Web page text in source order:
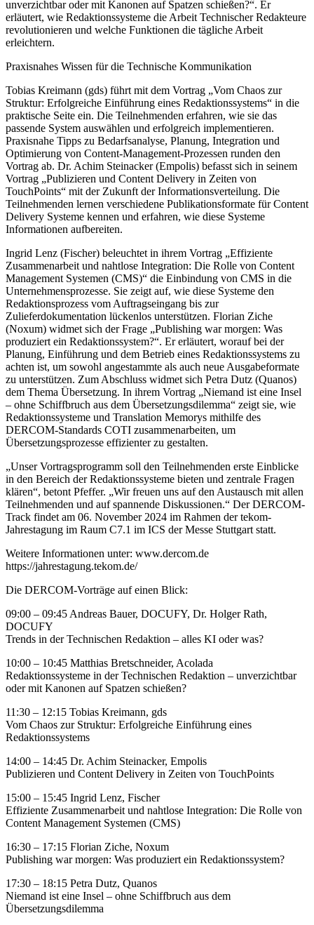
unverzichtbar oder mit Kanonen auf Spatzen schießen?“. Er
erläutert, wie Redaktionssysteme die Arbeit Technischer Redakteure
revolutionieren und welche Funktionen die tägliche Arbeit
erleichtern.
Praxisnahes Wissen für die Technische Kommunikation
Tobias Kreimann (gds) führt mit dem Vortrag „Vom Chaos zur
Struktur: Erfolgreiche Einführung eines Redaktionssystems“ in die
praktische Seite ein. Die Teilnehmenden erfahren, wie sie das
passende System auswählen und erfolgreich implementieren.
Praxisnahe Tipps zu Bedarfsanalyse, Planung, Integration und
Optimierung von Content-Management-Prozessen runden den
Vortrag ab. Dr. Achim Steinacker (Empolis) befasst sich in seinem
Vortrag „Publizieren und Content Delivery in Zeiten von
TouchPoints“ mit der Zukunft der Informationsverteilung. Die
Teilnehmenden lernen verschiedene Publikationsformate für Content
Delivery Systeme kennen und erfahren, wie diese Systeme
Informationen aufbereiten.
Ingrid Lenz (Fischer) beleuchtet in ihrem Vortrag „Effiziente
Zusammenarbeit und nahtlose Integration: Die Rolle von Content
Management Systemen (CMS)“ die Einbindung von CMS in die
Unternehmensprozesse. Sie zeigt auf, wie diese Systeme den
Redaktionsprozess vom Auftragseingang bis zur
Zulieferdokumentation lückenlos unterstützen. Florian Ziche
(Noxum) widmet sich der Frage „Publishing war morgen: Was
produziert ein Redaktionssystem?“. Er erläutert, worauf bei der
Planung, Einführung und dem Betrieb eines Redaktionssystems zu
achten ist, um sowohl angestammte als auch neue Ausgabeformate
zu unterstützen. Zum Abschluss widmet sich Petra Dutz (Quanos)
dem Thema Übersetzung. In ihrem Vortrag „Niemand ist eine Insel
– ohne Schiffbruch aus dem Übersetzungsdilemma“ zeigt sie, wie
Redaktionssysteme und Translation Memorys mithilfe des
DERCOM-Standards COTI zusammenarbeiten, um
Übersetzungsprozesse effizienter zu gestalten.
„Unser Vortragsprogramm soll den Teilnehmenden erste Einblicke
in den Bereich der Redaktionssysteme bieten und zentrale Fragen
klären“, betont Pfeffer. „Wir freuen uns auf den Austausch mit allen
Teilnehmenden und auf spannende Diskussionen.“ Der DERCOM-
Track findet am 06. November 2024 im Rahmen der tekom-
Jahrestagung im Raum C7.1 im ICS der Messe Stuttgart statt.
Weitere Informationen unter: www.dercom.de
https://jahrestagung.tekom.de/
Die DERCOM-Vorträge auf einen Blick:
09:00 – 09:45 Andreas Bauer, DOCUFY, Dr. Holger Rath,
DOCUFY
Trends in der Technischen Redaktion – alles KI oder was?
10:00 – 10:45 Matthias Bretschneider, Acolada
Redaktionssysteme in der Technischen Redaktion – unverzichtbar
oder mit Kanonen auf Spatzen schießen?
11:30 – 12:15 Tobias Kreimann, gds
Vom Chaos zur Struktur: Erfolgreiche Einführung eines
Redaktionssystems
14:00 – 14:45 Dr. Achim Steinacker, Empolis
Publizieren und Content Delivery in Zeiten von TouchPoints
15:00 – 15:45 Ingrid Lenz, Fischer
Effiziente Zusammenarbeit und nahtlose Integration: Die Rolle von
Content Management Systemen (CMS)
16:30 – 17:15 Florian Ziche, Noxum
Publishing war morgen: Was produziert ein Redaktionssystem?
17:30 – 18:15 Petra Dutz, Quanos
Niemand ist eine Insel – ohne Schiffbruch aus dem
Übersetzungsdilemma